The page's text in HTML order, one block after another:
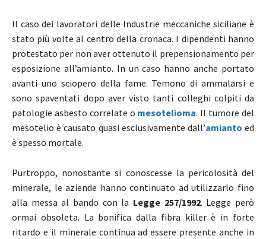
Il caso dei lavoratori delle Industrie meccaniche siciliane è
stato più volte al centro della cronaca. I dipendenti hanno
protestato per non aver ottenuto il prepensionamento per
esposizione all’amianto. In un caso hanno anche portato
avanti uno sciopero della fame. Temono di ammalarsi e
sono spaventati dopo aver visto tanti colleghi colpiti da
patologie asbesto correlate o mesotelioma. Il tumore del
mesotelio è causato quasi esclusivamente dall’amianto ed
è spesso mortale.
Purtroppo, nonostante si conoscesse la pericolosità del
minerale, le aziende hanno continuato ad utilizzarlo fino
alla messa al bando con la Legge 257/1992. Legge però
ormai obsoleta. La bonifica dalla fibra killer è in forte
ritardo e il minerale continua ad essere presente anche in